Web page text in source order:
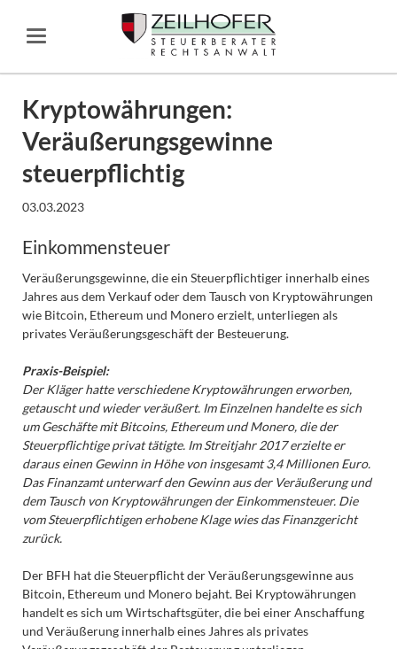
Kryptowährungen:
Veräußerungsgewinne
steuerpflichtig
03.03.2023
Einkommensteuer
Veräußerungsgewinne, die ein Steuerpflichtiger innerhalb eines
Jahres aus dem Verkauf oder dem Tausch von Kryptowährungen
wie Bitcoin, Ethereum und Monero erzielt, unterliegen als
privates Veräußerungsgeschäft der Besteuerung.
Praxis-Beispiel:
Der Kläger hatte verschiedene Kryptowährungen erworben,
getauscht und wieder veräußert. Im Einzelnen handelte es sich
um Geschäfte mit Bitcoins, Ethereum und Monero, die der
Steuerpflichtige privat tätigte. Im Streitjahr 2017 erzielte er
daraus einen Gewinn in Höhe von insgesamt 3,4 Millionen Euro.
Das Finanzamt unterwarf den Gewinn aus der Veräußerung und
dem Tausch von Kryptowährungen der Einkommensteuer. Die
vom Steuerpflichtigen erhobene Klage wies das Finanzgericht
zurück.
Der BFH hat die Steuerpflicht der Veräußerungsgewinne aus
Bitcoin, Ethereum und Monero bejaht. Bei Kryptowährungen
handelt es sich um Wirtschaftsgüter, die bei einer Anschaffung
und Veräußerung innerhalb eines Jahres als privates